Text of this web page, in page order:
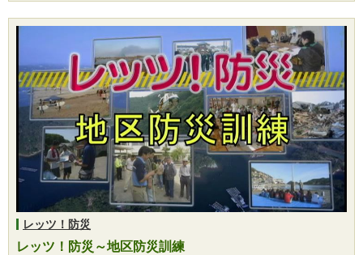
レッツ！防災
レッツ！防災～地区防災訓練